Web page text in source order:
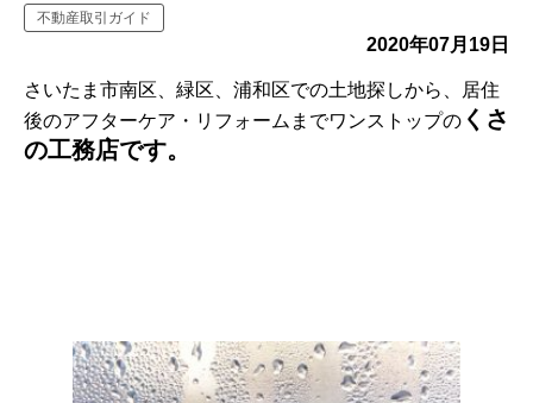
不動産取引ガイド
2020年07月19日
さいたま市南区、緑区、浦和区での土地探しから、居住
後のアフターケア・リフォームまでワンストップの くさ
の工務店です。